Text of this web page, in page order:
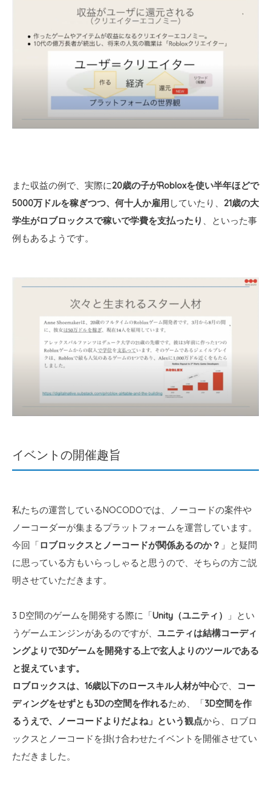
また収益の例で、実際に20歳の子がRobloxを使い半年ほどで
5000万ドルを稼ぎつつ、何十人か雇用 していたり、 21歳の大
学生がロブロックスで稼いで学費を支払ったり
、といった事
例もあるようです。
イベントの開催趣旨
私たちの運営しているNOCODOでは、ノーコードの案件や
ノーコーダーが集まるプラットフォームを運営しています。
今回「ロブロックスとノーコードが関係あるのか？ 」と疑問
に思っている方もいらっしゃると思うので、そちらの方ご説
明させていただきます。
3 D空間のゲームを開発する際に「Unity（ユニティ）
」とい
うゲームエンジンがあるのですが、 ユニティは結構コーディ
ングよりで3Dゲームを開発する上で玄人よりのツールである
と捉えています。
ロブロックスは、16歳以下のロースキル人材が中心で、
コー
ディングをせずとも3Dの空間を作れるため、「3D空間を作
るうえで、ノーコードよりだよね」という観点から、ロブロ
ックスとノーコードを掛け合わせたイベントを開催させてい
ただきました。